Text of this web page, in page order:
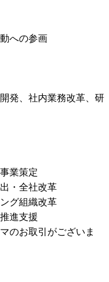
への参画
発、社内業務改革、研
業策定
・全社改革
グ組織改革
進支援
のお取引がございま